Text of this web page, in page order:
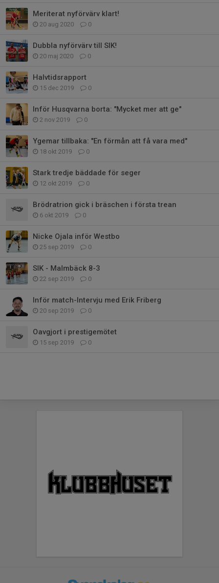
Meriterat nyförvärv klart!
20 aug 2020 0
Dubbla nyförvärv till SIK!
20 maj 2020 0
Halvtidsrapport
15 dec 2019 0
Inför Husqvarna borta: "Mycket mer att ge"
2 nov 2019 0
Ygemar tillbaka: "En förmån att få vara med"
18 okt 2019 0
Stark tredje bäddade för seger
12 okt 2019 0
Brödratrion gick i bräschen i första trean
6 okt 2019 0
Nicke Ojala inför Westbo
25 sep 2019 0
SIK - Malmbäck 8-3
22 sep 2019 0
Inför match-Intervju med Erik Friberg
20 sep 2019 0
Oavgjort i prestigemötet
15 sep 2019 0